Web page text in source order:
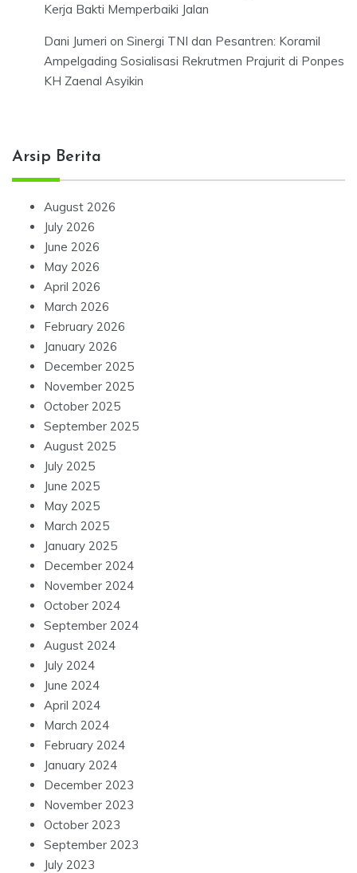
Kerja Bakti Memperbaiki Jalan
Dani Jumeri on Sinergi TNI dan Pesantren: Koramil
Ampelgading Sosialisasi Rekrutmen Prajurit di Ponpes
KH Zaenal Asyikin
Arsip Berita
August 2026
July 2026
June 2026
May 2026
April 2026
March 2026
February 2026
January 2026
December 2025
November 2025
October 2025
September 2025
August 2025
July 2025
June 2025
May 2025
March 2025
January 2025
December 2024
November 2024
October 2024
September 2024
August 2024
July 2024
June 2024
April 2024
March 2024
February 2024
January 2024
December 2023
November 2023
October 2023
September 2023
July 2023